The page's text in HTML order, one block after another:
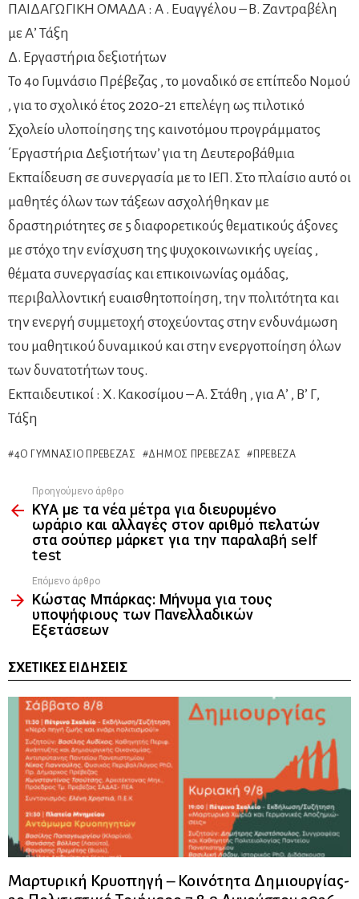
ΠΑΙΔΑΓΩΓΙΚΗ ΟΜΑΔΑ : Α . Ευαγγέλου – Β. Ζαντραβέλη
με Α’ Τάξη
Δ. Εργαστήρια δεξιοτήτων
Το 4ο Γυμνάσιο Πρέβεζας , το μοναδικό σε επίπεδο Νομού
, για το σχολικό έτος 2020-21 επελέγη ως πιλοτικό
Σχολείο υλοποίησης της καινοτόμου προγράμματος
΄Εργαστήρια Δεξιοτήτων’ για τη Δευτεροβάθμια
Εκπαίδευση σε συνεργασία με το ΙΕΠ. Στο πλαίσιο αυτό οι
μαθητές όλων των τάξεων ασχολήθηκαν με
δραστηριότητες σε 5 διαφορετικούς θεματικούς άξονες
με στόχο την ενίσχυση της ψυχοκοινωνικής υγείας ,
θέματα συνεργασίας και επικοινωνίας ομάδας,
περιβαλλοντική ευαισθητοποίηση, την πολιτότητα και
την ενεργή συμμετοχή στοχεύοντας στην ενδυνάμωση
του μαθητικού δυναμικού και στην ενεργοποίηση όλων
των δυνατοτήτων τους.
Εκπαιδευτικοί : Χ. Κακοσίμου – Α. Στάθη , για Α’ , Β’ Γ,
Τάξη
4Ο ΓΥΜΝΆΣΙΟ ΠΡΈΒΕΖΑΣ ΔΉΜΟΣ ΠΡΈΒΕΖΑΣ ΠΡΈΒΕΖΑ
more
Προηγούμενο άρθρο
ΚΥΑ με τα νέα μέτρα για διευρυμένο
ωράριο και αλλαγές στον αριθμό πελατών
στα σούπερ μάρκετ για την παραλαβή self
test
Επόμενο άρθρο
Κώστας Μπάρκας: Μήνυμα για τους
υποψήφιους των Πανελλαδικών
Εξετάσεων
ΣΧΕΤΙΚΈΣ ΕΙΔΉΣΕΙΣ
Μαρτυρική Κρυοπηγή – Κοινότητα Δημιουργίας-